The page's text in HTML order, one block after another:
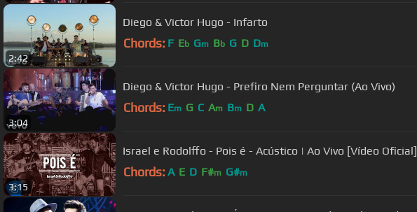
2:42
Diego & Victor Hugo - Infarto
Chords: F Eb Gm Bb G D Dm
3:04
Diego & Victor Hugo - Prefiro Nem Perguntar (Ao Vivo)
Chords: Em G C Am Bm D A
3:15
Israel e Rodolffo - Pois é - Acústico | Ao Vivo [Vídeo Oficial]
Chords: A E D F#m G#m